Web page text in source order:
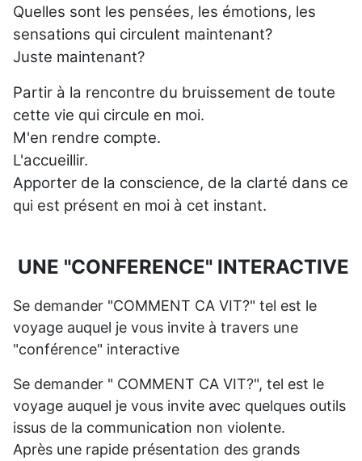
Quelles sont les pensées, les émotions, les
sensations qui circulent maintenant?
Juste maintenant?
Partir à la rencontre du bruissement de toute
cette vie qui circule en moi.
M'en rendre compte.
L'accueillir.
Apporter de la conscience, de la clarté dans ce
qui est présent en moi à cet instant.
UNE "CONFERENCE" INTERACTIVE
Se demander "COMMENT CA VIT?" tel est le
voyage auquel je vous invite à travers une
"conférence" interactive
Se demander " COMMENT CA VIT?", tel est le
voyage auquel je vous invite avec quelques outils
issus de la communication non violente.
Après une rapide présentation des grands